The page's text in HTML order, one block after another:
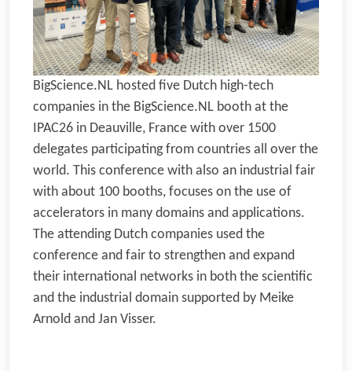
BigScience.NL hosted five Dutch high-tech
companies in the BigScience.NL booth at the
IPAC26 in Deauville, France with over 1500
delegates participating from countries all over the
world. This conference with also an industrial fair
with about 100 booths, focuses on the use of
accelerators in many domains and applications.
The attending Dutch companies used the
conference and fair to strengthen and expand
their international networks in both the scientific
and the industrial domain supported by Meike
Arnold and Jan Visser.